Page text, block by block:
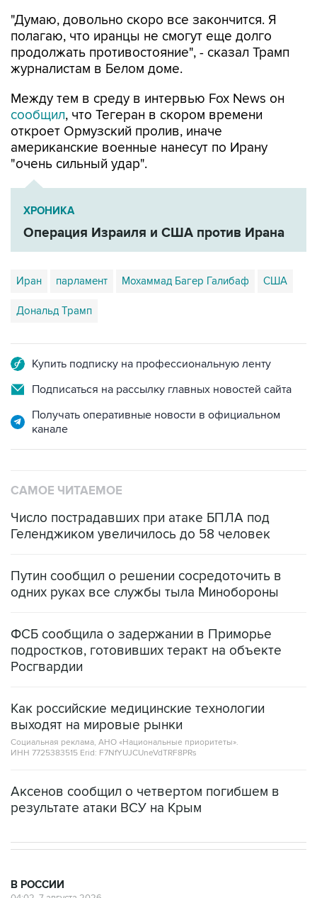
"Думаю, довольно скоро все закончится. Я
полагаю, что иранцы не смогут еще долго
продолжать противостояние", - сказал Трамп
журналистам в Белом доме.
Между тем в среду в интервью Fox News он
сообщил, что Тегеран в скором времени
откроет Ормузский пролив, иначе
американские военные нанесут по Ирану
"очень сильный удар".
ХРОНИКА
Операция Израиля и США против Ирана
Иран парламент Мохаммад Багер Галибаф США
Дональд Трамп
Купить подписку на профессиональную ленту
Подписаться на рассылку главных новостей сайта
Получать оперативные новости в официальном
канале
САМОЕ ЧИТАЕМОЕ
Число пострадавших при атаке БПЛА под
Геленджиком увеличилось до 58 человек
Путин сообщил о решении сосредоточить в
одних руках все службы тыла Минобороны
ФСБ сообщила о задержании в Приморье
подростков, готовивших теракт на объекте
Росгвардии
Как российские медицинские технологии
выходят на мировые рынки
Социальная реклама, АНО «Национальные приоритеты».
ИНН 7725383515 Erid: F7NfYUJCUneVdTRF8PRs
Аксенов сообщил о четвертом погибшем в
результате атаки ВСУ на Крым
В РОССИИ